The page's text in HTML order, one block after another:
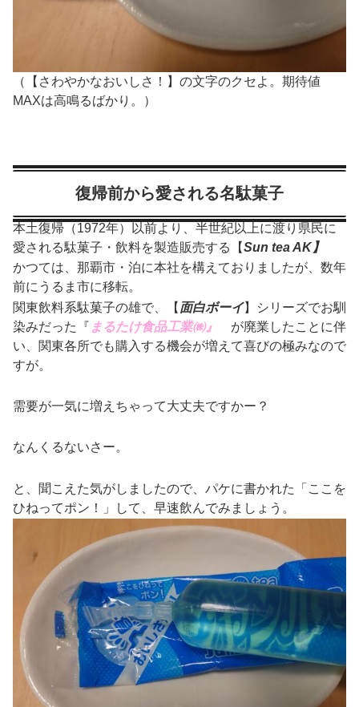
（【さわやかなおいしさ！】の文字のクセよ。期待値
MAXは高鳴るばかり。）
復帰前から愛される名駄菓子
本土復帰（1972年）以前より、半世紀以上に渡り県民に
愛される駄菓子・飲料を製造販売する【Sun tea AK】
かつては、那覇市・泊に本社を構えておりましたが、数年
前にうるま市に移転。
関東飲料系駄菓子の雄で、【 面白ボーイ】シリーズでお馴
染みだった『 まるたけ食品工業㈱』 が廃業したことに伴
い、関東各所でも購入する機会が増えて喜びの極みなので
すが。
需要が一気に増えちゃって大丈夫ですかー？
なんくるないさー。
と、聞こえた気がしましたので、パケに書かれた「ここを
ひねってポン！」して、早速飲んでみましょう。